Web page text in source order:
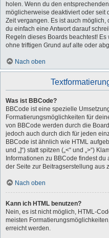
holen. Wenn du den
möglicherweise deaktiviert oder seit
Zeit vergangen. Es ist auch
du einfach eine Antwort darauf
Regeln dieses Boards beachtest!
ohne triftigen Grund auf alte oder
Nach oben
Was ist BBCode?
BBCode ist eine spezielle
Formatierungsmöglichkeiten für
von BBCode werden durch die
jedoch auch durch dich für jeden
BBCode ist ähnlich wie HTML
und „]“) statt spitzen („<“ und „>“)
Informationen zu BBCode findest
der Seite zur Beitragserstellung aus
Nach oben
Kann ich HTML benutzen?
Nein, es ist nicht möglich, HTML-
meisten
erreicht werden.